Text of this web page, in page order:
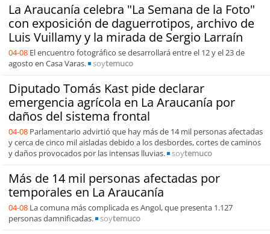
La Araucanía celebra "La Semana de la Foto"
con exposición de daguerrotipos, archivo de
Luis Vuillamy y la mirada de Sergio Larraín
04-08 El encuentro fotográfico se desarrollará entre el 12 y el 23 de
agosto en Casa Varas.
soytemuco
Diputado Tomás Kast pide declarar
emergencia agrícola en La Araucanía por
daños del sistema frontal
04-08 Parlamentario advirtió que hay más de 14 mil personas afectadas
y cerca de cinco mil aisladas debido a los desbordes, cortes de caminos
y daños provocados por las intensas lluvias.
soytemuco
Más de 14 mil personas afectadas por
temporales en La Araucanía
04-08 La comuna más complicada es Angol, que presenta 1.127
personas damnificadas.
soytemuco